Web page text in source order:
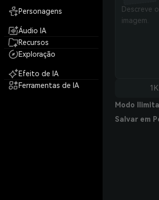
Personagens
Áudio IA
Recursos
Exploração
Efeito de IA
Ferramentas de IA
1K
Modo
Salvar em